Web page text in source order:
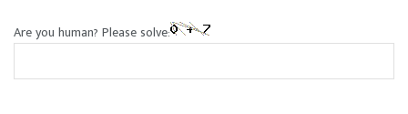
Are you human? Please solve: